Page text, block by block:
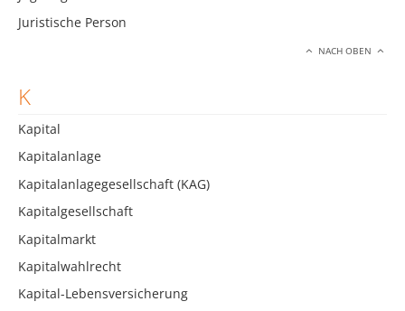
Juristische Person
NACH OBEN
K
Kapital
Kapitalanlage
Kapitalanlagegesellschaft (KAG)
Kapitalgesellschaft
Kapitalmarkt
Kapitalwahlrecht
Kapital-Lebensversicherung